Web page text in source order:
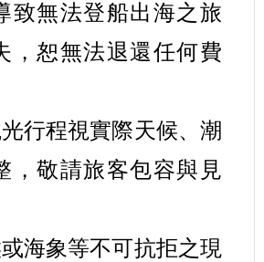
致無法登船出海之旅
，恕無法退還任何費
行程視實際天候、潮
，敬請旅客包容與見
海象等不可抗拒之現